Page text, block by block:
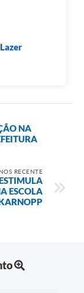
NA
RECENTE
ESCOLA